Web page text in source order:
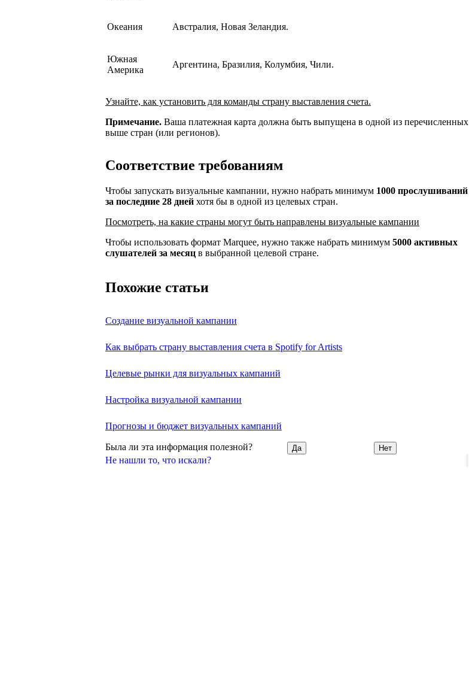
Не нашли то, что искали?
Океания Австралия, Новая Зеландия.
Южная
Америка
Аргентина, Бразилия, Колумбия, Чили.
Узнайте, как установить для команды страну выставления счета.
Примечание. Ваша платежная карта должна быть выпущена в одной из перечисленных
выше стран (или регионов).
Соответствие требованиям
Чтобы запускать визуальные кампании, нужно набрать минимум 1000 прослушиваний
за последние 28 дней хотя бы в одной из целевых стран.
Посмотреть, на какие страны могут быть направлены визуальные кампании
Чтобы использовать формат Marquee, нужно также набрать минимум 5000 активных
слушателей за месяц в выбранной целевой стране.
Похожие статьи
Создание визуальной кампании
Как выбрать страну выставления счета в Spotify for Artists
Целевые рынки для визуальных кампаний
Настройка визуальной кампании
Прогнозы и бюджет визуальных кампаний
Была ли эта информация полезной? Да Нет